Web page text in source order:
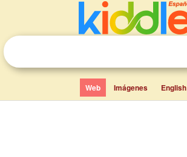
Web Imágenes English